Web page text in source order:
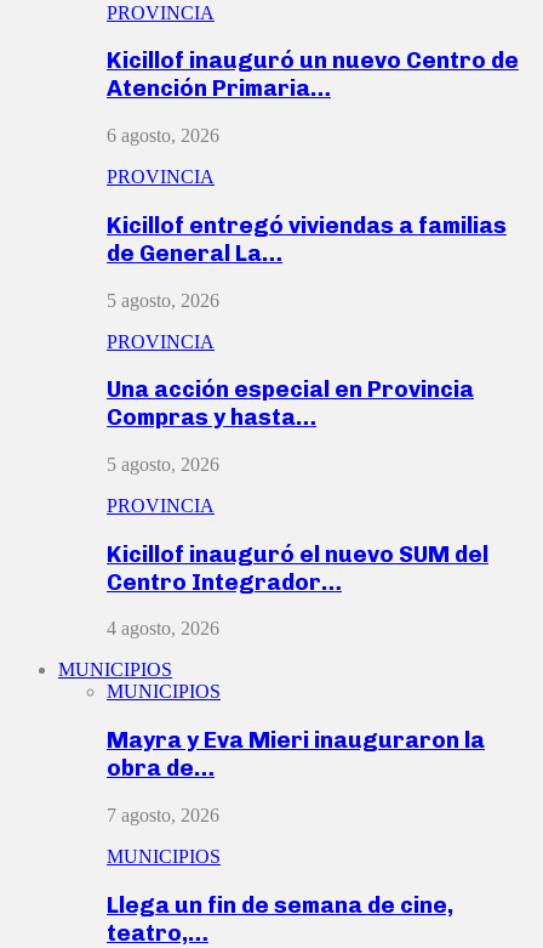
PROVINCIA
Kicillof inauguró un nuevo Centro de
Atención Primaria…
6 agosto, 2026
PROVINCIA
Kicillof entregó viviendas a familias
de General La…
5 agosto, 2026
PROVINCIA
Una acción especial en Provincia
Compras y hasta…
5 agosto, 2026
PROVINCIA
Kicillof inauguró el nuevo SUM del
Centro Integrador…
4 agosto, 2026
MUNICIPIOS
MUNICIPIOS
Mayra y Eva Mieri inauguraron la
obra de…
7 agosto, 2026
MUNICIPIOS
Llega un fin de semana de cine,
teatro,…